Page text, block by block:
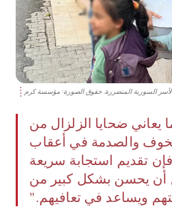
الأسر السورية المتضررة. حقوق الصورة: مؤسسة كرم
يعاني ضحايا الزلزال من
والصدمة في أعقاب
تقديم استجابة سريعة
أن يحسن بشكل كبير من
ويساعد في تعافيهم."